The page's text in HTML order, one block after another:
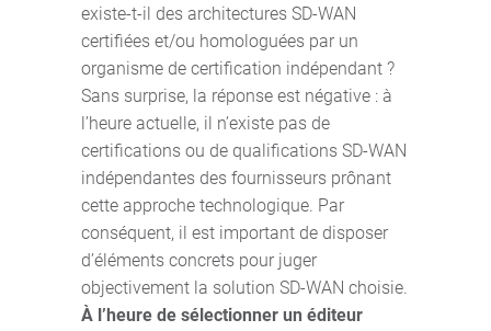
existe-t-il des architectures SD-WAN
certifiées et/ou homologuées par un
organisme de certification indépendant ?
Sans surprise, la réponse est négative : à
l’heure actuelle, il n’existe pas de
certifications ou de qualifications SD-WAN
indépendantes des fournisseurs prônant
cette approche technologique. Par
conséquent, il est important de disposer
d’éléments concrets pour juger
objectivement la solution SD-WAN choisie.
À l’heure de sélectionner un éditeur